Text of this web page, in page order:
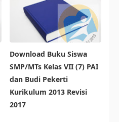
Download Buku Siswa
SMP/MTs Kelas VII (7) PAI
dan Budi Pekerti
Kurikulum 2013 Revisi
2017